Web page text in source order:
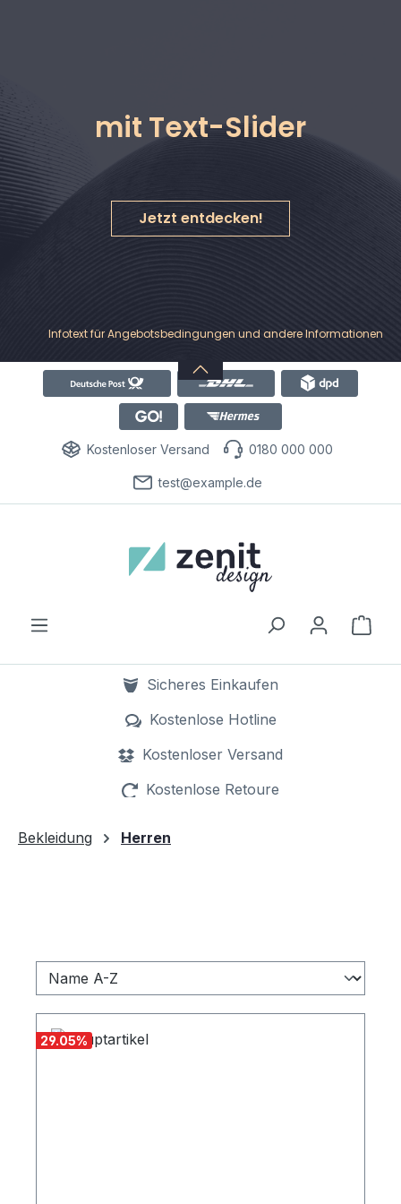
Nachrichten & Hinweise
mit Text-Slider
Jetzt entdecken!
Infotext für Angebotsbedingungen und andere Informationen
Kostenloser Versand 0180 000 000
test@example.de
Sicheres Einkaufen
dank SSL Verschlüsselung
Kostenlose Hotline
0800 000 000
Kostenloser Versand
bereits ab 1 Euro
Kostenlose Retoure
Bekleidung
Herren
29.05%